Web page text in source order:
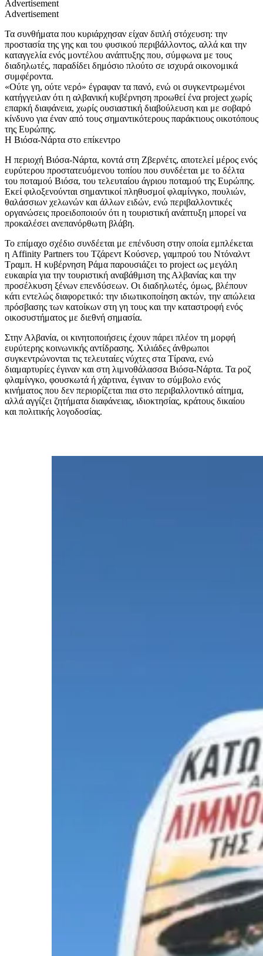
Advertisement
Advertisement
Τα συνθήματα που κυριάρχησαν είχαν διπλή στόχευση: την
προστασία της γης και του φυσικού περιβάλλοντος, αλλά και την
καταγγελία ενός μοντέλου ανάπτυξης που, σύμφωνα με τους
διαδηλωτές, παραδίδει δημόσιο πλούτο σε ισχυρά οικονομικά
συμφέροντα.
«Ούτε γη, ούτε νερό» έγραφαν τα πανό, ενώ οι συγκεντρωμένοι
κατήγγειλαν ότι η αλβανική κυβέρνηση προωθεί ένα project χωρίς
επαρκή διαφάνεια, χωρίς ουσιαστική διαβούλευση και με σοβαρό
κίνδυνο για έναν από τους σημαντικότερους παράκτιους οικοτόπους
της Ευρώπης.
Η Βιόσα-Νάρτα στο επίκεντρο
Η περιοχή Βιόσα-Νάρτα, κοντά στη Ζβερνέτς, αποτελεί μέρος ενός
ευρύτερου προστατευόμενου τοπίου που συνδέεται με το δέλτα
του ποταμού Βιόσα, του τελευταίου άγριου ποταμού της Ευρώπης.
Εκεί φιλοξενούνται σημαντικοί πληθυσμοί φλαμίνγκο, πουλιών,
θαλάσσιων χελωνών και άλλων ειδών, ενώ περιβαλλοντικές
οργανώσεις προειδοποιούν ότι η τουριστική ανάπτυξη μπορεί να
προκαλέσει ανεπανόρθωτη βλάβη.
Το επίμαχο σχέδιο συνδέεται με επένδυση στην οποία εμπλέκεται
η Affinity Partners του Τζάρεντ Κούσνερ, γαμπρού του Ντόναλντ
Τραμπ. Η κυβέρνηση Ράμα παρουσιάζει το project ως μεγάλη
ευκαιρία για την τουριστική αναβάθμιση της Αλβανίας και την
προσέλκυση ξένων επενδύσεων. Οι διαδηλωτές, όμως, βλέπουν
κάτι εντελώς διαφορετικό: την ιδιωτικοποίηση ακτών, την απώλεια
πρόσβασης των κατοίκων στη γη τους και την καταστροφή ενός
οικοσυστήματος με διεθνή σημασία.
Στην Αλβανία, οι κινητοποιήσεις έχουν πάρει πλέον τη μορφή
ευρύτερης κοινωνικής αντίδρασης. Χιλιάδες άνθρωποι
συγκεντρώνονται τις τελευταίες νύχτες στα Τίρανα, ενώ
διαμαρτυρίες έγιναν και στη λιμνοθάλασσα Βιόσα-Νάρτα. Τα ροζ
φλαμίνγκο, φουσκωτά ή χάρτινα, έγιναν το σύμβολο ενός
κινήματος που δεν περιορίζεται πια στο περιβαλλοντικό αίτημα,
αλλά αγγίζει ζητήματα διαφάνειας, ιδιοκτησίας, κράτους δικαίου
και πολιτικής λογοδοσίας.